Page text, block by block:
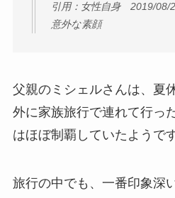
引用：女性自身 2019/
意外な素顔
父親のミシェルさんは、夏
外に家族旅行で連れて行っ
はほぼ制覇していたようで
旅行の中でも、一番印象深